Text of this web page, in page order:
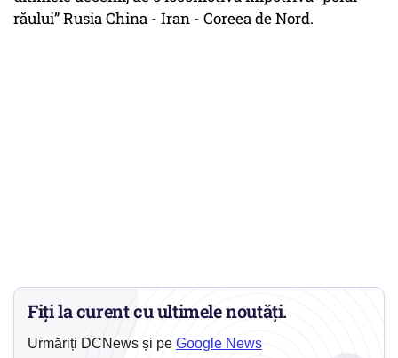
răului” Rusia China - Iran - Coreea de Nord.
Fiți la curent cu ultimele noutăți.
Urmăriți DCNews și pe Google News